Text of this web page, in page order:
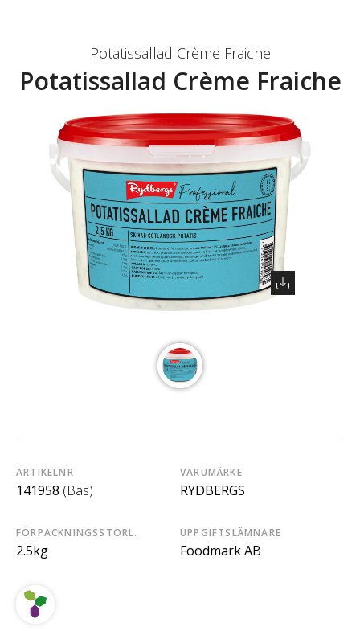
Potatissallad Crème Fraiche
Potatissallad Crème Fraiche
ARTIKELNR
141958 (Bas)
VARUMÄRKE
RYDBERGS
FÖRPACKNINGSSTORL.
2.5kg
UPPGIFTSLÄMNARE
Foodmark AB